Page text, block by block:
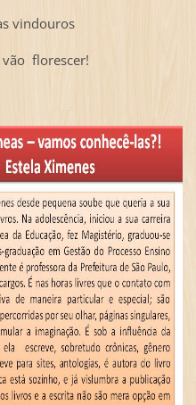
vindouros
florescer!